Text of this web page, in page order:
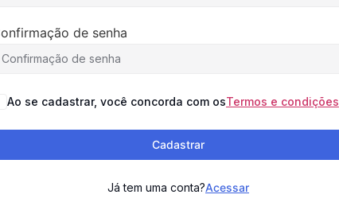
de senha
Ao se cadastrar, você concorda com osTermos e condições
Cadastrar
Já tem uma conta?Acessar